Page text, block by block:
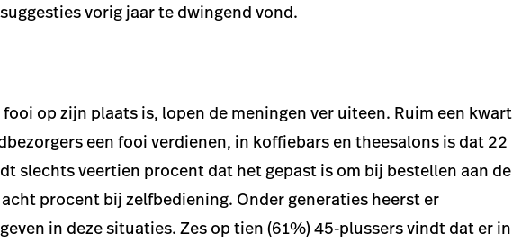
vorig jaar te dwingend vond.
fooi op zijn plaats is, lopen de meningen ver uiteen. Ruim een kwart
een fooi verdienen, in koffiebars en theesalons is dat 22
slechts veertien procent dat het gepast is om bij bestellen aan de
procent bij zelfbediening. Onder generaties heerst er
in deze situaties. Zes op tien (61%) 45-plussers vindt dat er in